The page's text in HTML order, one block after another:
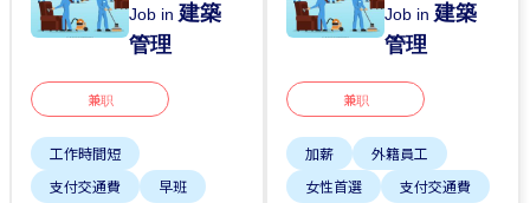
Job in 建築
管理
兼职
工作時間短
支付交通費
早班
Job in 建築
管理
兼职
加薪
外籍員工
女性首選
支付交通費